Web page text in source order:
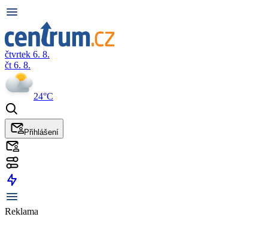
čtvrtek 6. 8.
čt 6. 8.
24°C
Přihlášení
Reklama